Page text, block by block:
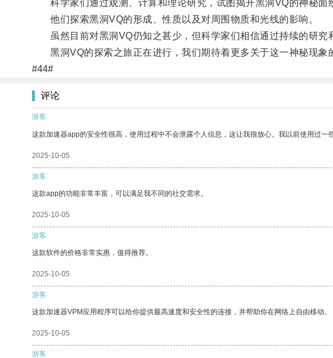
科学家们通过观测、计算和理论研究，试图揭开黑洞VQ的神秘面
他们探索黑洞VQ的形成、性质以及对周围物质和光线的影响。
虽然目前对黑洞VQ仍知之甚少，但科学家们相信通过持续的研究
黑洞VQ的探索之旅正在进行，我们期待着更多关于这一神秘现象
#44#
评论
游客
这款加速器app的安全性很高，使用过程中不会泄露个人信息，这让我很放心。我以前使用过一
2025-10-05
游客
这款app的功能非常丰富，可以满足我不同的社交需求。
2025-10-05
游客
这款软件的价格非常实惠，值得推荐。
2025-10-05
游客
这款加速器VPM应用程序可以给你提供最高速度和安全性的连接，并帮助你在网络上自由移动。
2025-10-05
游客